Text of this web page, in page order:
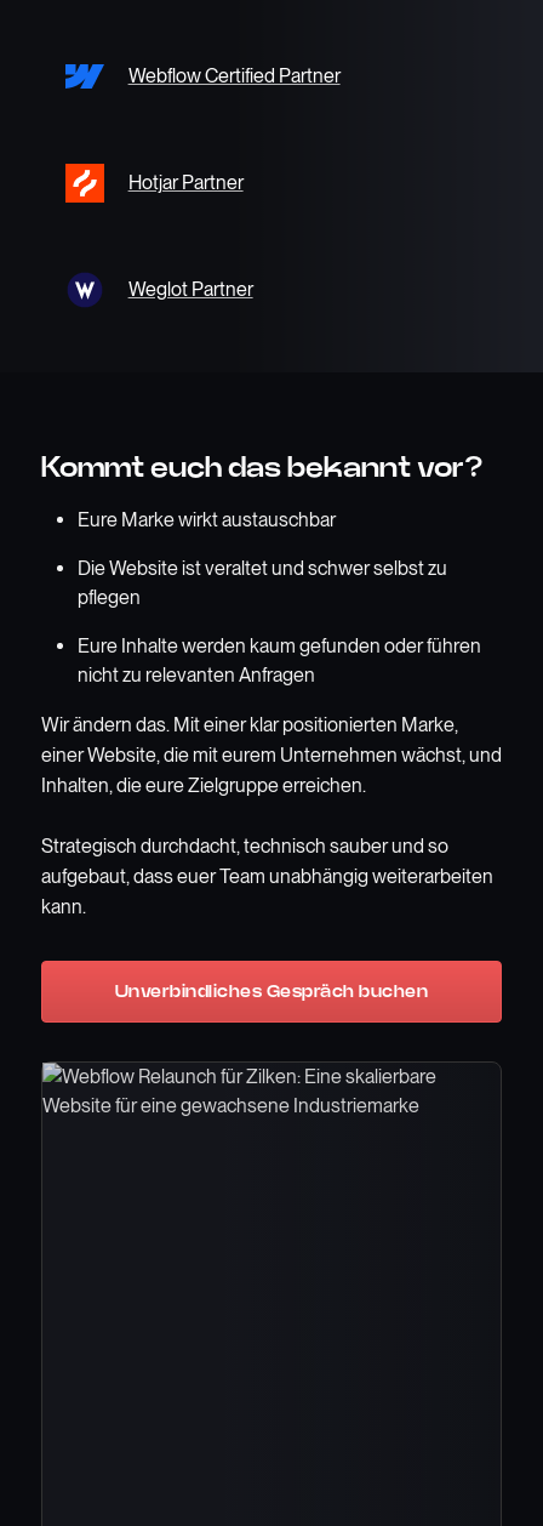
Webflow Certified Partner
Hotjar Partner
Weglot Partner
Kommt euch das bekannt vor?
Eure Marke wirkt austauschbar
Die Website ist veraltet und schwer selbst zu
pflegen
Eure Inhalte werden kaum gefunden oder führen
nicht zu relevanten Anfragen
Wir ändern das. Mit einer klar positionierten Marke,
einer Website, die mit eurem Unternehmen wächst, und
Inhalten, die eure Zielgruppe erreichen.
Strategisch durchdacht, technisch sauber und so
aufgebaut, dass euer Team unabhängig weiterarbeiten
kann.
Unverbindliches Gespräch buchen